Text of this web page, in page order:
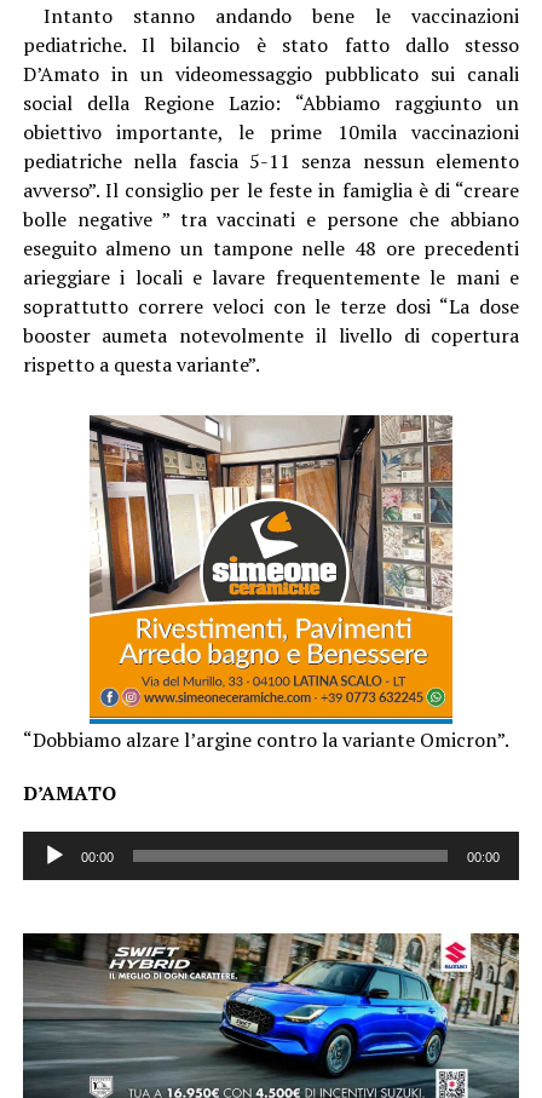
Intanto stanno andando bene le vaccinazioni
pediatriche. Il bilancio è stato fatto dallo stesso
D’Amato in un videomessaggio pubblicato sui canali
social della Regione Lazio: “Abbiamo raggiunto un
obiettivo importante, le prime 10mila vaccinazioni
pediatriche nella fascia 5-11 senza nessun elemento
avverso”. Il consiglio per le feste in famiglia è di “creare
bolle negative ” tra vaccinati e persone che abbiano
eseguito almeno un tampone nelle 48 ore precedenti
arieggiare i locali e lavare frequentemente le mani e
soprattutto correre veloci con le terze dosi “La dose
booster aumeta notevolmente il livello di copertura
rispetto a questa variante”.
“Dobbiamo alzare l’argine contro la variante Omicron”.
D’AMATO
Audio
00:00 00:00